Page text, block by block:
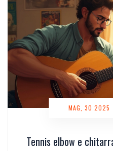
Tennis elbow e
MAG, 30 2025